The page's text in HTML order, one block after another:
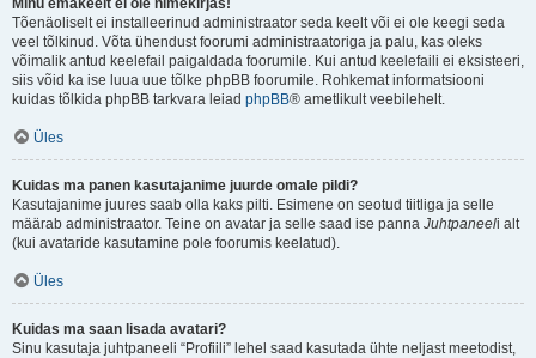
Minu emakeelt ei ole nimekirjas!
Tõenäoliselt ei installeerinud administraator seda keelt või ei ole keegi seda
veel tõlkinud. Võta ühendust foorumi administraatoriga ja palu, kas oleks
võimalik antud keelefail paigaldada foorumile. Kui antud keelefaili ei eksisteeri,
siis võid ka ise luua uue tõlke phpBB foorumile. Rohkemat informatsiooni
kuidas tõlkida phpBB tarkvara leiad phpBB® ametlikult veebilehelt.
Üles
Kuidas ma panen kasutajanime juurde omale pildi?
Kasutajanime juures saab olla kaks pilti. Esimene on seotud tiitliga ja selle
määrab administraator. Teine on avatar ja selle saad ise panna Juhtpaneeli alt
(kui avataride kasutamine pole foorumis keelatud).
Üles
Kuidas ma saan lisada avatari?
Sinu kasutaja juhtpaneeli “Profiili” lehel saad kasutada ühte neljast meetodist,